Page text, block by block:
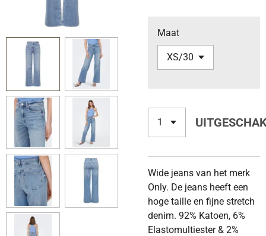
Maat
Wide jeans van het merk
Only. De jeans heeft een
hoge taille en fijne stretch
denim. 92% Katoen, 6%
Elastomultiester & 2%